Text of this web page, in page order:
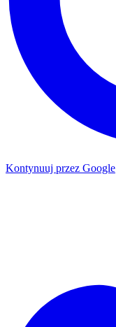
Kontynuuj przez Google